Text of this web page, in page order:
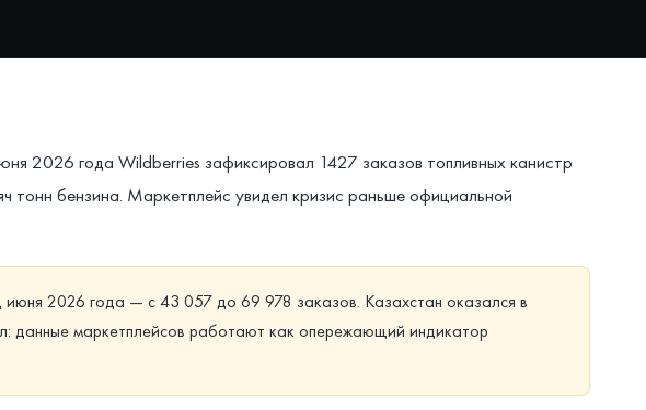
2026 года Wildberries зафиксировал 1427 заказов топливных канистр
тонн бензина. Маркетплейс увидел кризис раньше официальной
2026 года — с 43 057 до 69 978 заказов. Казахстан оказался в
данные маркетплейсов работают как опережающий индикатор